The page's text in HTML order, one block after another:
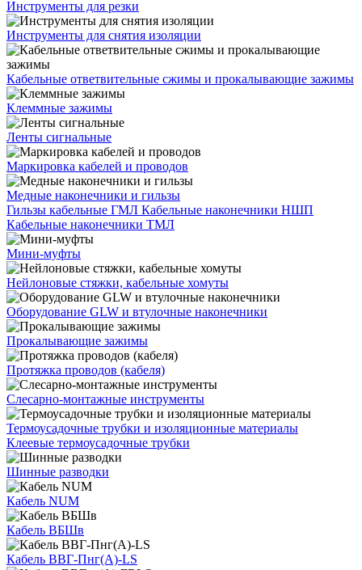
Инструменты для резки
Инструменты для снятия изоляции
Кабельные ответвительные сжимы и прокалывающие зажимы
Клеммные зажимы
Ленты сигнальные
Маркировка кабелей и проводов
Медные наконечники и гильзы
Гильзы кабельные ГМЛ Кабельные наконечники НШП
Кабельные наконечники ТМЛ
Мини-муфты
Нейлоновые стяжки, кабельные хомуты
Оборудование GLW и втулочные наконечники
Прокалывающие зажимы
Протяжка проводов (кабеля)
Слесарно-монтажные инструменты
Термоусадочные трубки и изоляционные материалы
Клеевые термоусадочные трубки
Шинные разводки
Кабель NUM
Кабель ВБШв
Кабель ВВГ-Пнг(А)-LS